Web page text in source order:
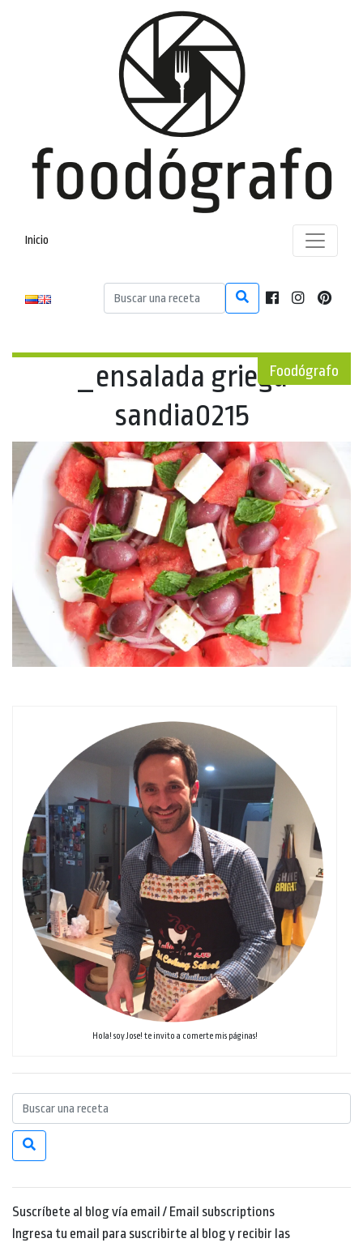
Inicio
Foodógrafo
_ensalada griega
sandia0215
Hola! soy Jose! te invito a comerte mis páginas!
Suscríbete al blog vía email / Email subscriptions
Ingresa tu email para suscribirte al blog y recibir las